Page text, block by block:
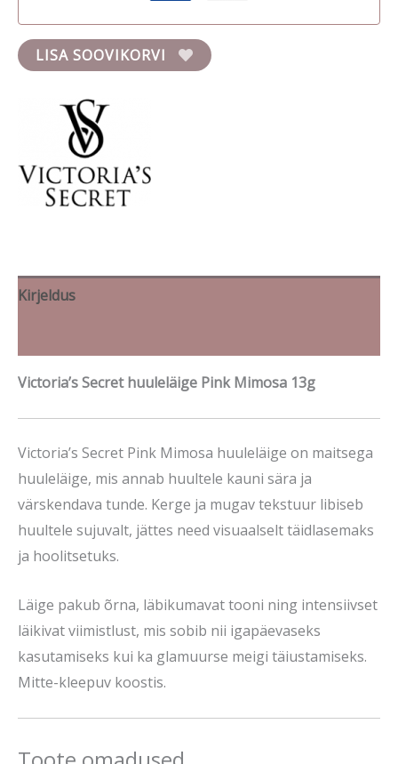
LISA SOOVIKORVI
Kirjeldus
Victoria’s Secret huuleläige Pink Mimosa 13g
Victoria’s Secret Pink Mimosa huuleläige on maitsega
huuleläige, mis annab huultele kauni sära ja
värskendava tunde. Kerge ja mugav tekstuur libiseb
huultele sujuvalt, jättes need visuaalselt täidlasemaks
ja hoolitsetuks.
Läige pakub õrna, läbikumavat tooni ning intensiivset
läikivat viimistlust, mis sobib nii igapäevaseks
kasutamiseks kui ka glamuurse meigi täiustamiseks.
Mitte-kleepuv koostis.